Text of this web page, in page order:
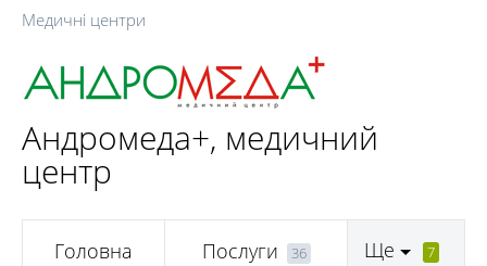
Медичні центри
Андромеда+, медичний
центр
Головна Послуги 36 Ще 7